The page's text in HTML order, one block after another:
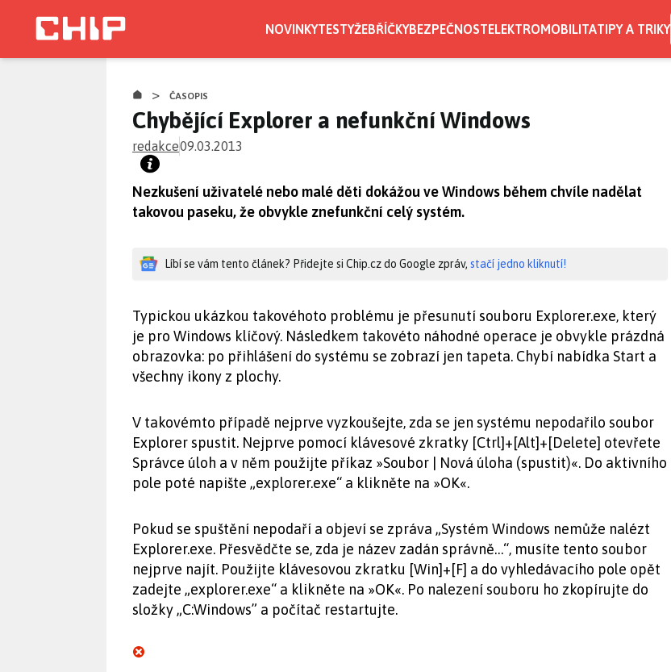
NOVINKYTESTYŽEBŘÍČKYBEZPEČNOSTELEKTROMOBILITATIPY A TRIKY
> ČASOPIS
Chybějící Explorer a nefunkční Windows
redakce09.03.2013
Nezkušení uživatelé nebo malé děti dokážou ve Windows během chvíle nadělat
takovou paseku, že obvykle znefunkční celý systém.
Líbí se vám tento článek? Přidejte si Chip.cz do Google zpráv, stačí jedno kliknutí!
Typickou ukázkou takovéhoto problému je přesunutí souboru Explorer.exe, který
je pro Windows klíčový. Následkem takovéto náhodné operace je obvykle prázdná
obrazovka: po přihlášení do systému se zobrazí jen tapeta. Chybí nabídka Start a
všechny ikony z plochy.
V takovémto případě nejprve vyzkoušejte, zda se jen systému nepodařilo soubor
Explorer spustit. Nejprve pomocí klávesové zkratky [Ctrl]+[Alt]+[Delete] otevřete
Správce úloh a v něm použijte příkaz »Soubor | Nová úloha (spustit)«. Do aktivního
pole poté napište „explorer.exe“ a klikněte na »OK«.
Pokud se spuštění nepodaří a objeví se zpráva „Systém Windows nemůže nalézt
Explorer.exe. Přesvědčte se, zda je název zadán správně…“, musíte tento soubor
nejprve najít. Použijte klávesovou zkratku [Win]+[F] a do vyhledávacího pole opět
zadejte „explorer.exe“ a klikněte na »OK«. Po nalezení souboru ho zkopírujte do
složky „C:Windows” a počítač restartujte.